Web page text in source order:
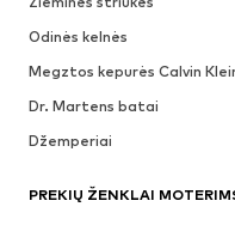
Odinės kelnės
Megztos kepurės Calvin
Dr. Martens batai
Džemperiai
PREKIŲ ŽENKLAI